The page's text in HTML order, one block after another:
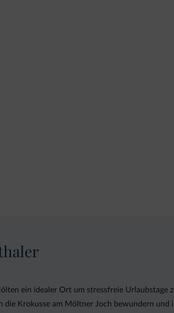
ein idealer Ort um stressfreie Urlaubstage
die Krokusse am Möltner Joch bewundern